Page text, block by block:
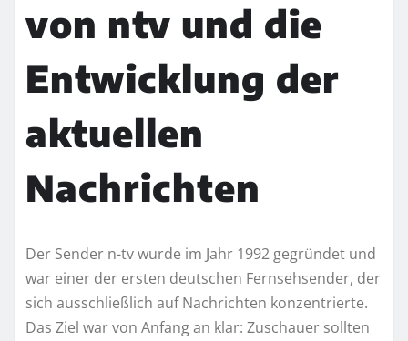
von ntv und die
Entwicklung der
aktuellen
Nachrichten
Der Sender n-tv wurde im Jahr 1992 gegründet und
war einer der ersten deutschen Fernsehsender, der
sich ausschließlich auf Nachrichten konzentrierte.
Das Ziel war von Anfang an klar: Zuschauer sollten